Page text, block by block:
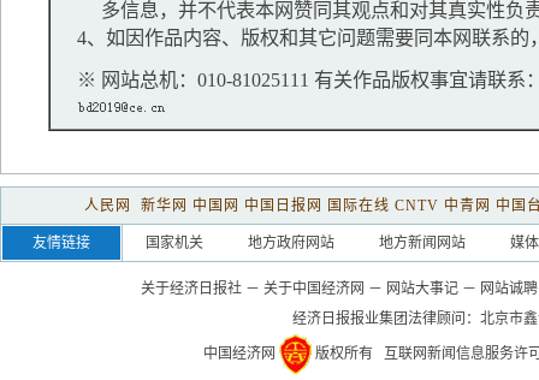
多信息，并不代表本网赞同其观点和对其真实性负
4、如因作品内容、版权和其它问题需要同本网联系的
※ 网站总机：010-81025111 有关作品版权事宜请联系
人民网 新华网 中国网 中国日报网 国际在线 CNTV 中青网 中国
友情链接 国家机关 地方政府网站 地方新闻网站 媒
关于经济日报社 － 关于中国经济网 － 网站大事记 － 网站诚聘
经济日报报业集团法律顾问： 北京市
中国经济网 版权所有 互联网新闻信息服务许